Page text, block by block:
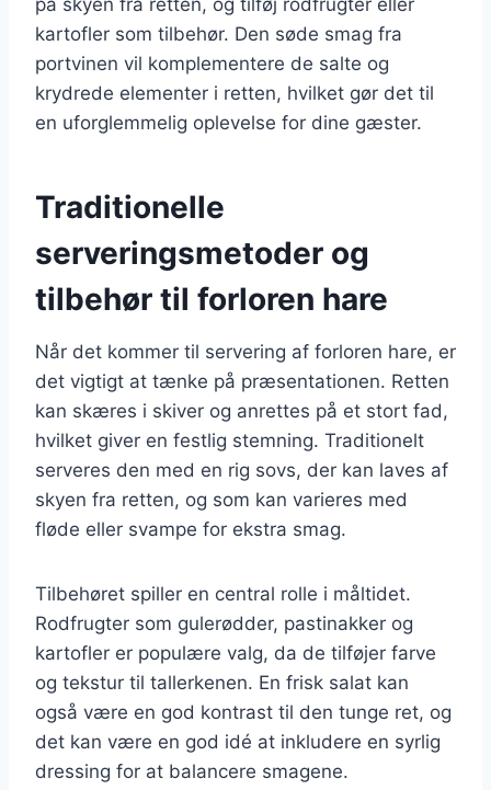
kartofler som tilbehør. Den søde smag fra
portvinen vil komplementere de salte og
krydrede elementer i retten, hvilket gør det til
en uforglemmelig oplevelse for dine gæster.
Traditionelle
serveringsmetoder og
tilbehør til forloren hare
Når det kommer til servering af forloren hare, er
det vigtigt at tænke på præsentationen. Retten
kan skæres i skiver og anrettes på et stort fad,
hvilket giver en festlig stemning. Traditionelt
serveres den med en rig sovs, der kan laves af
skyen fra retten, og som kan varieres med
fløde eller svampe for ekstra smag.
Tilbehøret spiller en central rolle i måltidet.
Rodfrugter som gulerødder, pastinakker og
kartofler er populære valg, da de tilføjer farve
og tekstur til tallerkenen. En frisk salat kan
også være en god kontrast til den tunge ret, og
det kan være en god idé at inkludere en syrlig
dressing for at balancere smagene.